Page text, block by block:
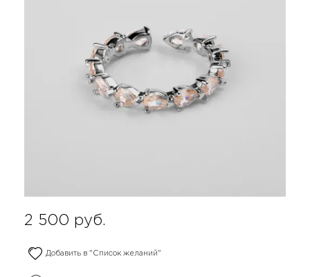
2 500 руб.
Добавить в "Список желаний"